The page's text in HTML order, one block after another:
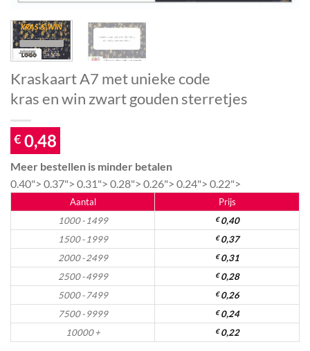
Kraskaart A7 met unieke code
kras en win zwart gouden sterretjes
€ 0,48
Meer bestellen is minder betalen
0.40"> 0.37"> 0.31"> 0.28"> 0.26"> 0.24"> 0.22">
Aantal
Prijs
1000 - 1499
€0,40
1500 - 1999
€0,37
2000 - 2499
€0,31
2500 - 4999
€0,28
5000 - 7499
€0,26
7500 - 9999
€0,24
10000 +
€0,22